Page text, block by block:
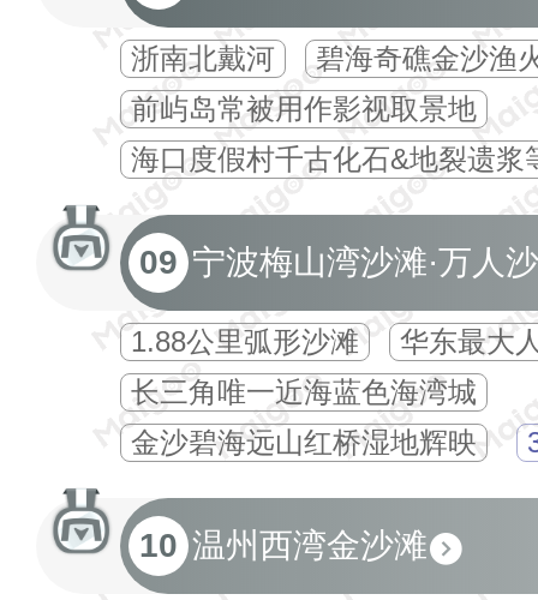
浙南北戴河
碧海奇礁金沙渔
前屿岛常被用作影视取景地
海口度假村千古化石&地裂遗浆
09 宁波梅山湾沙滩·万人
1.88公里弧形沙滩
华东最大
长三角唯一近海蓝色海湾城
金沙碧海远山红桥湿地辉映
10 温州西湾金沙滩